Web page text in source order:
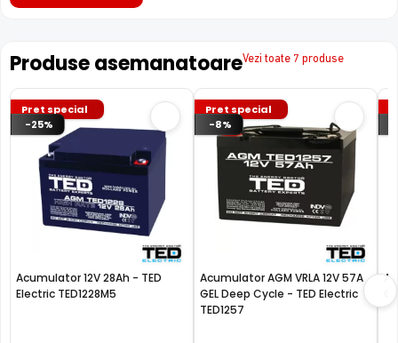
Produse asemanatoareVezi toate 7 produse
Pret special
-25%
Acumulator 12V 28Ah - TED
Electric TED1228M5
Pret special
-8%
Acumulator AGM VRLA 12V 57A
GEL Deep Cycle - TED Electric
TED1257